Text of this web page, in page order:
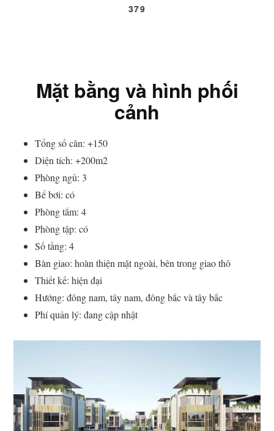
379
Mặt bằng và hình phối
cảnh
Tổng số căn: +150
Diện tích: +200m2
Phòng ngủ: 3
Bể bơi: có
Phòng tắm: 4
Phòng tập: có
Số tầng: 4
Bàn giao: hoàn thiện mặt ngoài, bên trong giao thô
Thiết kế: hiện đại
Hướng: đông nam, tây nam, đông bắc và tây bắc
Phí quản lý: đang cập nhật